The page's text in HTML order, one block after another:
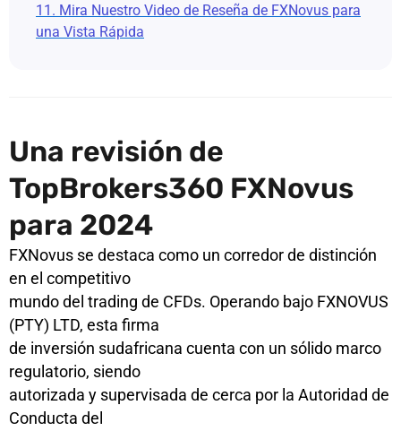
11. Mira Nuestro Video de Reseña de FXNovus para
una Vista Rápida
Una revisión de
TopBrokers360 FXNovus
para 2024
FXNovus se destaca como un corredor de distinción
en el competitivo
mundo del trading de CFDs. Operando bajo FXNOVUS
(PTY) LTD, esta firma
de inversión sudafricana cuenta con un sólido marco
regulatorio, siendo
autorizada y supervisada de cerca por la Autoridad de
Conducta del